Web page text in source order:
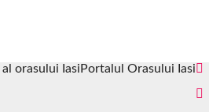
Portalul Orasului Iasi